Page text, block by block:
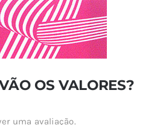
OS VALORES?
uma avaliação.